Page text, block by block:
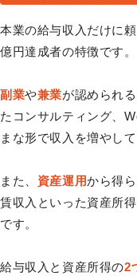
本業の給与収入だけに
億円達成者の特徴です。
副業や兼業が認められ
たコンサルティング、
まな形で収入を増やして
また、 資産運用から得
賃収入といった資産所
です。
給与収入と資産所得の2